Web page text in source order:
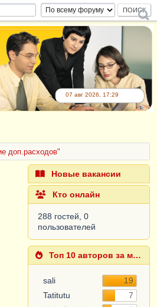
07 авг 2026, 17:29
доп.расходов"
Новые вакансии
Кто онлайн
288 гостей, 0
пользователей
Топ 10 авторов за месяц
sali
19
Tatitutu
7